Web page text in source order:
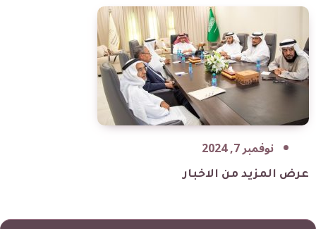
نوفمبر 7, 2024
عرض المزيد من الاخبار